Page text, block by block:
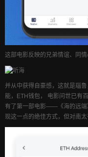
这部电影反映的兄弟情谊、同情
并从中获得自豪感，这就是瑙
能，ETH钱包， 电影问世已有
有了第一部电影——《海的远端
现这一点的绝佳方式，但对南太